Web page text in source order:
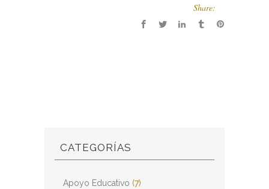
Share:
CATEGORÍAS
Apoyo Educativo (7)